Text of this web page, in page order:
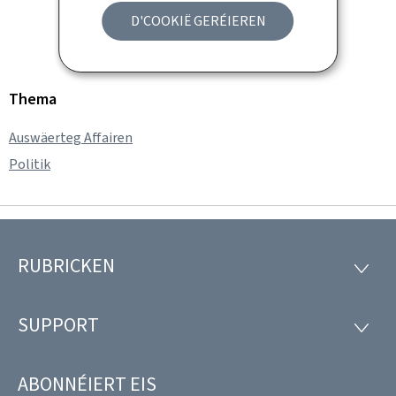
D'COOKIË GERÉIEREN
Thema
Auswäerteg Affairen
Politik
Fousszeil
RUBRICKEN
SUPPORT
ABONNÉIERT EIS